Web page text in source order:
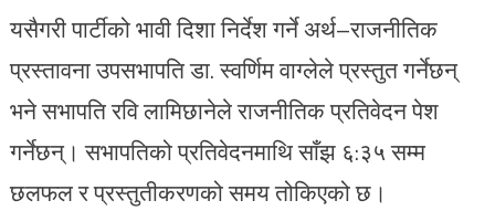
यसैगरी पार्टीको भावी दिशा निर्देश गर्ने अर्थ–राजनीतिक
प्रस्तावना उपसभापति डा. स्वर्णिम वाग्लेले प्रस्तुत गर्नेछन्
भने सभापति रवि लामिछानेले राजनीतिक प्रतिवेदन पेश
गर्नेछन्। सभापतिको प्रतिवेदनमाथि साँझ ६:३५ सम्म
छलफल र प्रस्तुतीकरणको समय तोकिएको छ।